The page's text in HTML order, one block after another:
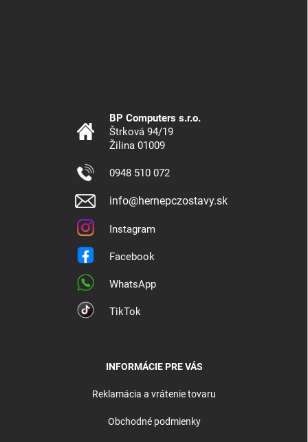
BP Computers s.r.o.
Štrková 94/19
Žilina 01009
0948 510 072
info@hernepczostavy.sk
Instagram
Facebook
WhatsApp
TikTok
INFORMÁCIE PRE VÁS
Reklamácia a vrátenie tovaru
Obchodné podmienky